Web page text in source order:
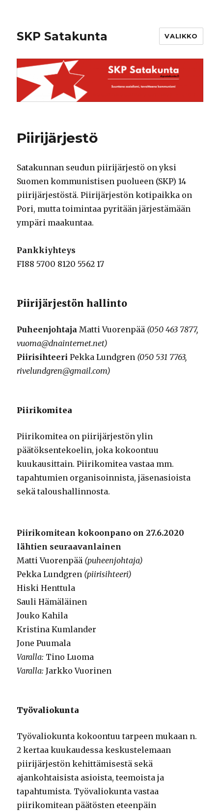
SKP Satakunta VALIKKO
Piirijärjestö
Satakunnan seudun piirijärjestö on yksi
Suomen kommunistisen puolueen (SKP) 14
piirijärjestöstä. Piirijärjestön kotipaikka on
Pori, mutta toimintaa pyritään järjestämään
ympäri maakuntaa.
Pankkiyhteys
FI88 5700 8120 5562 17
Piirijärjestön hallinto
Puheenjohtaja Matti Vuorenpää (050 463 7877,
vuoma@dnainternet.net)
Piirisihteeri Pekka Lundgren (050 531 7763,
rivelundgren@gmail.com)
Piirikomitea
Piirikomitea on piirijärjestön ylin
päätöksentekoelin, joka kokoontuu
kuukausittain. Piirikomitea vastaa mm.
tapahtumien organisoinnista, jäsenasioista
sekä taloushallinnosta.
Piirikomitean kokoonpano on 27.6.2020
lähtien seuraavanlainen
Matti Vuorenpää (puheenjohtaja)
Pekka Lundgren (piirisihteeri)
Hiski Henttula
Sauli Hämäläinen
Jouko Kahila
Kristina Kumlander
Jone Puumala
Varalla: Tino Luoma
Varalla: Jarkko Vuorinen
Työvaliokunta
Työvaliokunta kokoontuu tarpeen mukaan n.
2 kertaa kuukaudessa keskustelemaan
piirijärjestön kehittämisestä sekä
ajankohtaisista asioista, teemoista ja
tapahtumista. Työvaliokunta vastaa
piirikomitean päätösten eteenpäin